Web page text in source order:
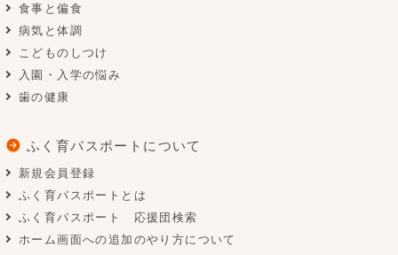
食事と偏食
病気と体調
こどものしつけ
入園・入学の悩み
歯の健康
ふく育パスポートについて
新規会員登録
ふく育パスポートとは
ふく育パスポート 応援団検索
ホーム画面への追加のやり方について